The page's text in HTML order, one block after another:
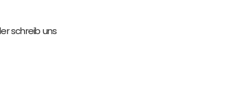
schreib uns